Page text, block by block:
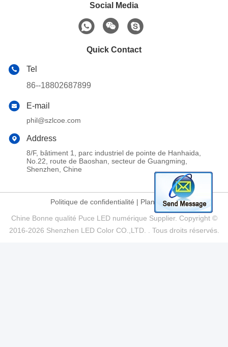
Social Media
Quick Contact
Tel
86--18802687899
E-mail
phil@szlcoe.com
Address
8/F, bâtiment 1, parc industriel de pointe de Hanhaida,
No.22, route de Baoshan, secteur de Guangming,
Shenzhen, Chine
Politique de confidentialité | Plan du site
Chine Bonne qualité Puce LED numérique Supplier. Copyright ©
2016-2026 Shenzhen LED Color CO.,LTD. . Tous droits réservés.